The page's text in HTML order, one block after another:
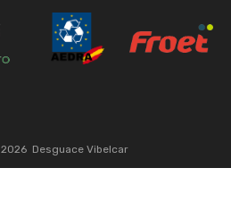
2026 Desguace Vibelcar